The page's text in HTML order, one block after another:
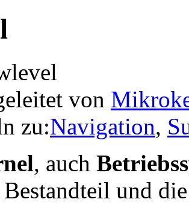
von
zu:Navigation,
, auch
und